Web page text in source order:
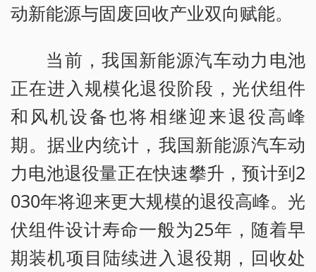
动新能源与固废回收产业双向赋能。
当前，我国新能源汽车动力电池
正在进入规模化退役阶段，光伏组件
和风机设备也将相继迎来退役高峰
期。据业内统计，我国新能源汽车动
力电池退役量正在快速攀升，预计到2
030年将迎来更大规模的退役高峰。光
伏组件设计寿命一般为25年，随着早
期装机项目陆续进入退役期，回收处